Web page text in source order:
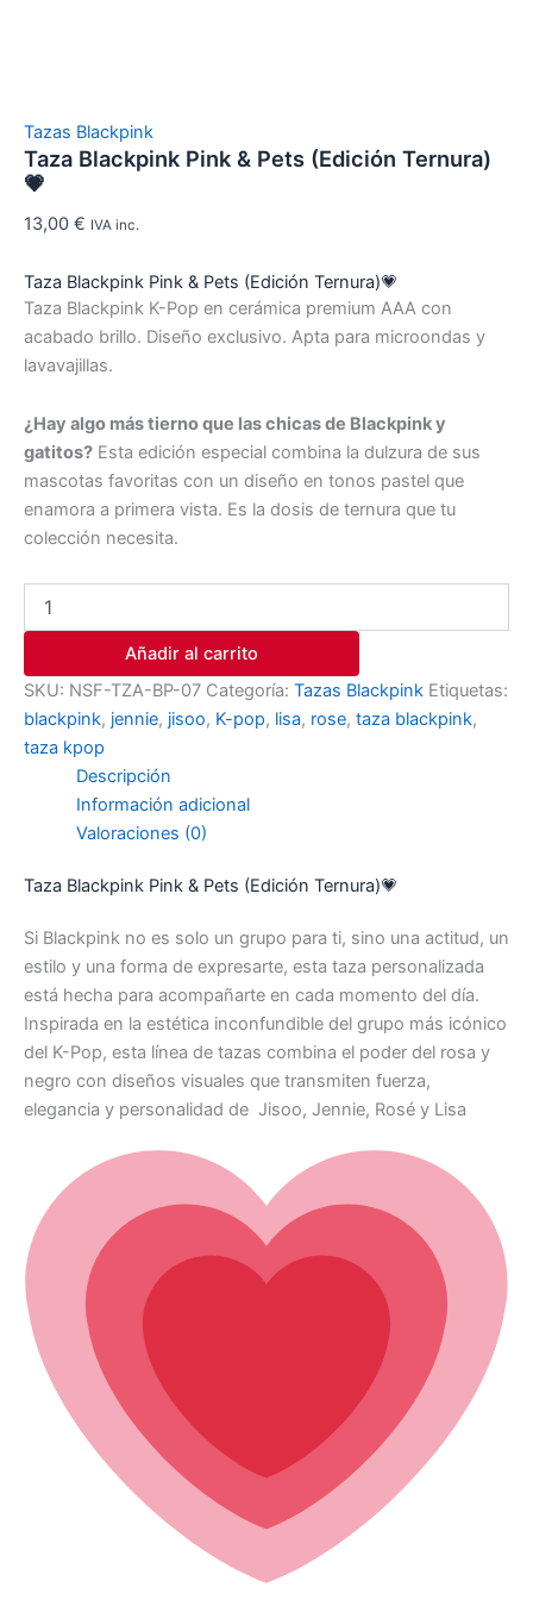
Tazas Blackpink
Taza Blackpink Pink & Pets (Edición Ternura)
💗
13,00 € IVA inc.
Taza Blackpink Pink & Pets (Edición Ternura)💗
Taza Blackpink K-Pop en cerámica premium AAA con
acabado brillo. Diseño exclusivo. Apta para microondas y
lavavajillas.
¿Hay algo más tierno que las chicas de Blackpink y
gatitos? Esta edición especial combina la dulzura de sus
mascotas favoritas con un diseño en tonos pastel que
enamora a primera vista. Es la dosis de ternura que tu
colección necesita.
Añadir al carrito
SKU: NSF-TZA-BP-07 Categoría: Tazas Blackpink Etiquetas:
blackpink, jennie, jisoo, K-pop, lisa, rose, taza blackpink,
taza kpop
Descripción
Información adicional
Valoraciones (0)
Taza Blackpink Pink & Pets (Edición Ternura)💗
Si Blackpink no es solo un grupo para ti, sino una actitud, un
estilo y una forma de expresarte, esta taza personalizada
está hecha para acompañarte en cada momento del día.
Inspirada en la estética inconfundible del grupo más icónico
del K-Pop, esta línea de tazas combina el poder del rosa y
negro con diseños visuales que transmiten fuerza,
elegancia y personalidad de Jisoo, Jennie, Rosé y Lisa